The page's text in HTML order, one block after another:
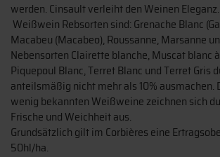
werden. Cinsault verleiht den Weinen Eleganz.
Weißwein Rebsorten sind: Grenache Blanc
Macabeu (Macabeo), Roussanne, Marsanne
Nebensorten Clairette blanche, Muscat blanc
Piquepoul Blanc, Terret Blanc und Terret Gris
anteilsmäßig nicht mehr als 10% ausmachen.
wenig bekannten Weißweine zeichnen sich
Frische und Weichheit aus.
Grundsätzlich gilt im Corbières eine
50hl/ha.